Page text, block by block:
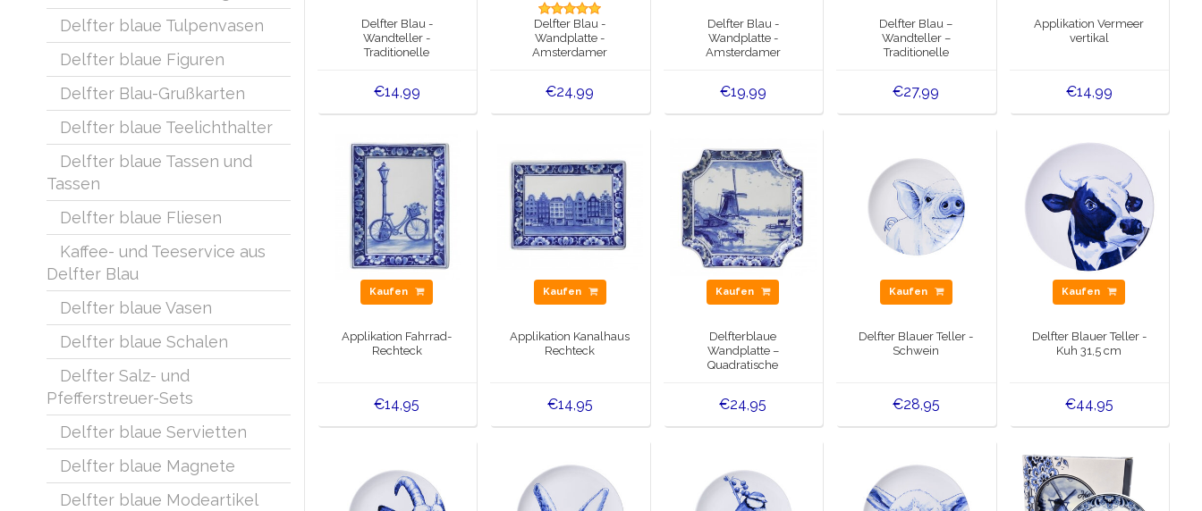
Delfter blaue Tulpenvasen
Delfter blaue Figuren
Delfter Blau-Grußkarten
Delfter blaue Teelichthalter
Delfter blaue Tassen und
Tassen
Delfter blaue Fliesen
Kaffee- und Teeservice aus
Delfter Blau
Delfter blaue Vasen
Delfter blaue Schalen
Delfter Salz- und
Pfefferstreuer-Sets
Delfter blaue Servietten
Delfter blaue Magnete
Delfter blaue Modeartikel
Delfter Blau -
Wandteller -
Traditionelle
€14,99
Delfter Blau -
Wandplatte -
Amsterdamer
€24,99
Delfter Blau -
Wandplatte -
Amsterdamer
€19,99
Delfter Blau –
Wandteller –
Traditionelle
€27,99
Applikation Vermeer
vertikal
€14,99
Kaufen
Applikation Fahrrad-
Rechteck
€14,95
Kaufen
Applikation Kanalhaus
Rechteck
€14,95
Kaufen
Delfterblaue
Wandplatte –
Quadratische
€24,95
Kaufen
Delfter Blauer Teller -
Schwein
€28,95
Kaufen
Delfter Blauer Teller -
Kuh 31,5 cm
€44,95